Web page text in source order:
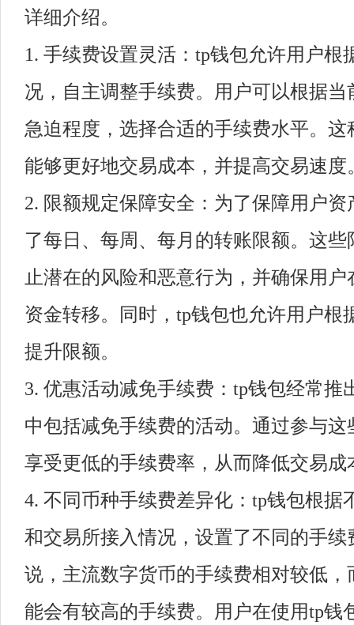
详细介绍。
1. 手续费设置灵活：tp钱包允许用户根
况，自主调整手续费。用户可以根据
急迫程度，选择合适的手续费水平。
能够更好地交易成本，并提高交易速度
2. 限额规定保障安全：为了保障用户
了每日、每周、每月的转账限额。这
止潜在的风险和恶意行为，并确保用
资金转移。同时，tp钱包也允许用户根
提升限额。
3. 优惠活动减免手续费：tp钱包经常推
中包括减免手续费的活动。通过参与
享受更低的手续费率，从而降低交易成
4. 不同币种手续费差异化：tp钱包根据
和交易所接入情况，设置了不同的手续
说，主流数字货币的手续费相对较低，
能会有较高的手续费。用户在使用tp钱